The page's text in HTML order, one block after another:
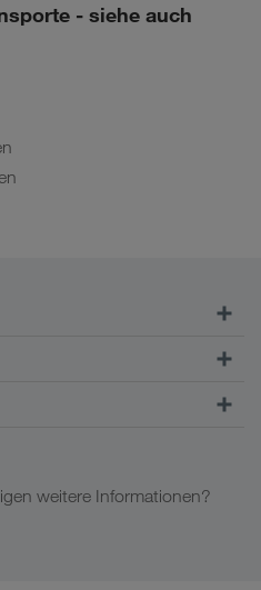
- siehe auch
weitere Informationen?